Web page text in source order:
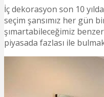
İç dekorasyon son 10
seçim şansımız her gün
şımartabileceğimiz
piyasada fazlası ile